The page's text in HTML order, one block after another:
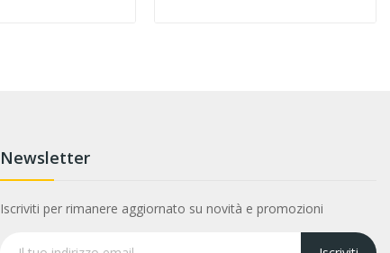
Newsletter
Iscriviti per rimanere aggiornato su novità e promozioni